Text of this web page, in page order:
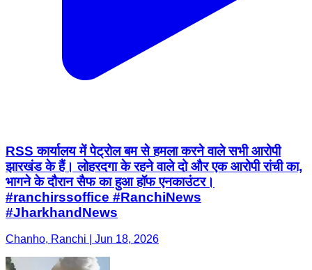
RSS कार्यालय में पेट्रोल बम से हमला करने वाले सभी आरोपी
झारखंड के हैं। लोहरदगा के रहने वाले दो और एक आरोपी रांची का,
भागने के दौरान सैफ का हुआ हॉफ एनकाउंटर।
#ranchirssoffice #RanchiNews
#JharkhandNews
Chanho, Ranchi | Jun 18, 2026